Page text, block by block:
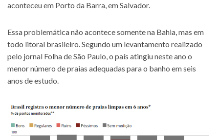
aconteceu em Porto da Barra, em Salvador.
Essa problemática não acontece somente na Bahia, mas em
todo litoral brasileiro. Segundo um levantamento realizado
pelo jornal Folha de São Paulo, o país atingiu neste ano o
menor número de praias adequadas para o banho em seis
anos de estudo.